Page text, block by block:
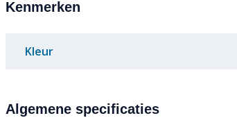
Kenmerken
Kleur
Algemene specificaties